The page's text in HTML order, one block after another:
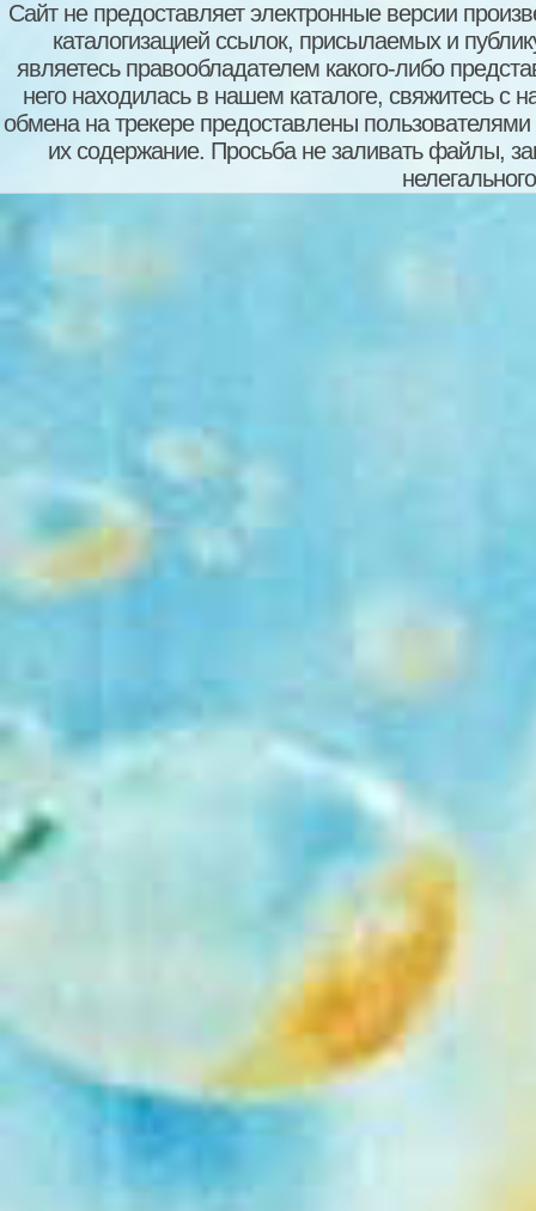
Сайт не предоставляет электронные версии
каталогизацией ссылок, присылаемых и
являетесь правообладателем какого-либо
него находилась в нашем каталоге, свяжитесь
обмена на трекере предоставлены пользователями
их содержание. Просьба не заливать файлы,